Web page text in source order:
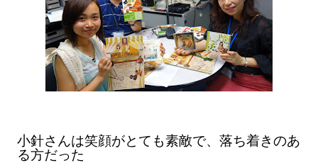
小針さんは笑顔がとても素敵で、 落ち着きのあ
る方だった